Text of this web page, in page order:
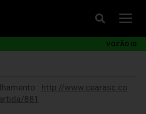
VOZÃO ID
http://www.cearasc.co
881